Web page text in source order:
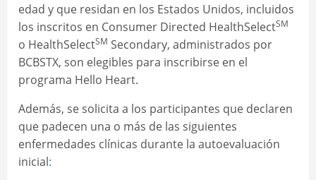
edad y que residan en los Estados Unidos, incluidos
los inscritos en Consumer Directed HealthSelectSM
o HealthSelectSM Secondary, administrados por
BCBSTX, son elegibles para inscribirse en el
programa Hello Heart.
Además, se solicita a los participantes que declaren
que padecen una o más de las siguientes
enfermedades clínicas durante la autoevaluación
inicial: